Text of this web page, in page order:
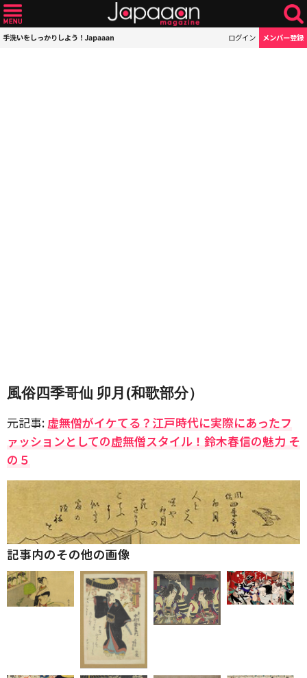
手洗いをしっかりしよう！Japaaan ログイン メンバー登録
風俗四季哥仙 卯月(和歌部分）
元記事: 虚無僧がイケてる？江戸時代に実際にあったフ
ァッションとしての虚無僧スタイル！鈴木春信の魅力 そ
の５
記事内のその他の画像